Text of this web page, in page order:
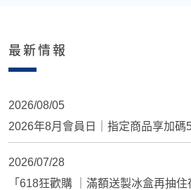
最新情報
2026/08/05
2026年8月會員日｜指定商品享加碼
2026/07/28
「618狂歡購 ｜滿額送製冰盒再抽